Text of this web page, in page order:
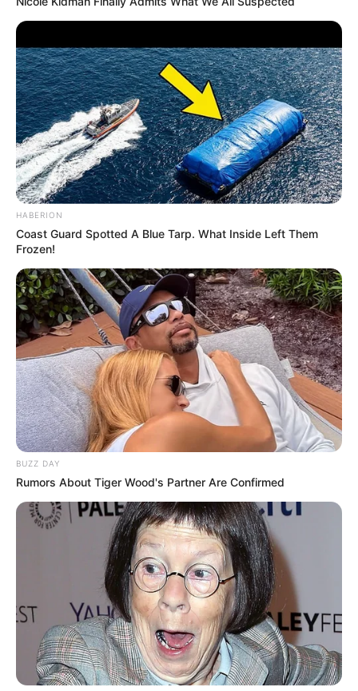
HABERION
Coast Guard Spotted A Blue Tarp. What Inside Left Them
Frozen!
BUZZ DAY
Rumors About Tiger Wood's Partner Are Confirmed